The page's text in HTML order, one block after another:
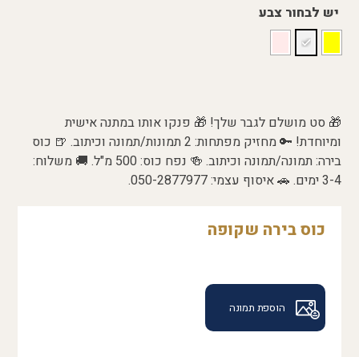
יש לבחור צבע
🎁 סט מושלם לגבר שלך! 🎁 פנקו אותו במתנה אישית
ומיוחדת! 🔑 מחזיק מפתחות: 2 תמונות/תמונה וכיתוב. 🍺 כוס
בירה: תמונה/תמונה וכיתוב. 🍻 נפח כוס: 500 מ"ל. 🚚 משלוח:
3-4 ימים. 🚗 איסוף עצמי: 050-2877977.
כוס בירה שקופה
הוספת תמונה